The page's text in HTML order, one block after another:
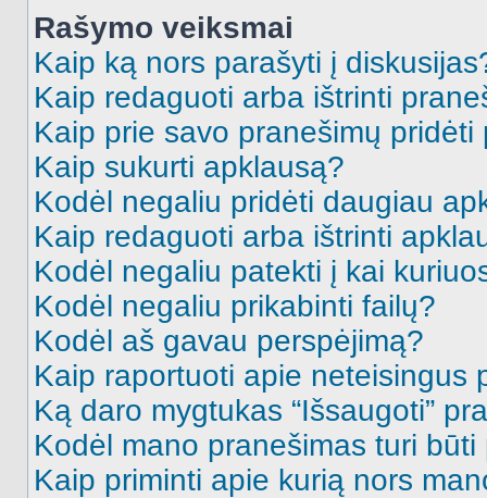
Rašymo veiksmai
Kaip ką nors parašyti į
Kaip redaguoti arba ištrinti
Kaip prie savo pranešimų pridėti
Kaip sukurti apklausą?
Kodėl negaliu pridėti daugiau
Kaip redaguoti arba ištrinti
Kodėl negaliu patekti į kai
Kodėl negaliu prikabinti failų?
Kodėl aš gavau perspėjimą?
Kaip raportuoti apie neteisingus
Ką daro mygtukas “Išsaugoti”
Kodėl mano pranešimas turi būti
Kaip priminti apie kurią nors